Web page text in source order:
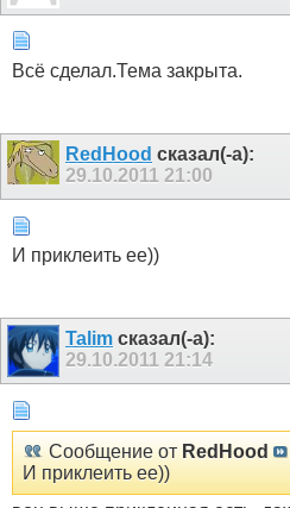
Всё сделал.Тема закрыта.
RedHood сказал(-а):
29.10.2011 21:00
И приклеить ее))
Talim сказал(-а):
29.10.2011 21:14
Сообщение от RedHood
И приклеить ее))